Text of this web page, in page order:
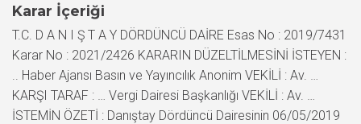
Karar İçeriği
T.C. D A N I Ş T A Y DÖRDÜNCÜ DAİRE Esas No : 2019/7431
Karar No : 2021/2426 KARARIN DÜZELTİLMESİNİ İSTEYEN :
.. Haber Ajansı Basın ve Yayıncılık Anonim VEKİLİ : Av. …
KARŞI TARAF : … Vergi Dairesi Başkanlığı VEKİLİ : Av. …
İSTEMİN ÖZETİ : Danıştay Dördüncü Dairesinin 06/05/2019